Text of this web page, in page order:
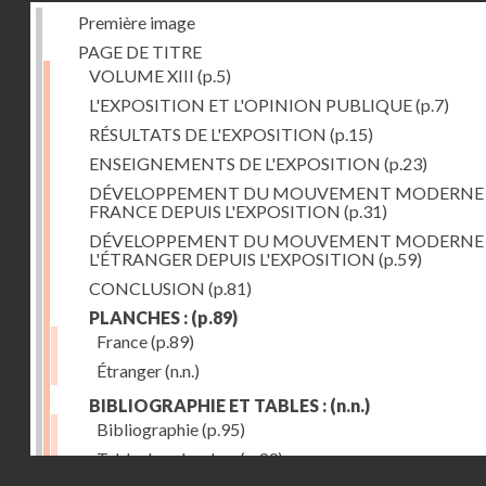
Première image
PAGE DE TITRE
VOLUME XIII (p.5)
L'EXPOSITION ET L'OPINION PUBLIQUE(p.7)
RÉSULTATS DE L'EXPOSITION (p.15)
ENSEIGNEMENTS DE L'EXPOSITION (p.23)
DÉVELOPPEMENT DU MOUVEMENT
FRANCE DEPUIS L'EXPOSITION (p.31)
DÉVELOPPEMENT DU MOUVEMENT
L'ÉTRANGER DEPUIS L'EXPOSITION (p.59)
CONCLUSION (p.81)
PLANCHES : (p.89)
France(p.89)
Étranger(n.n.)
BIBLIOGRAPHIE ET TABLES : (n.n.)
Bibliographie(p.95)
Table des planches(p.99)